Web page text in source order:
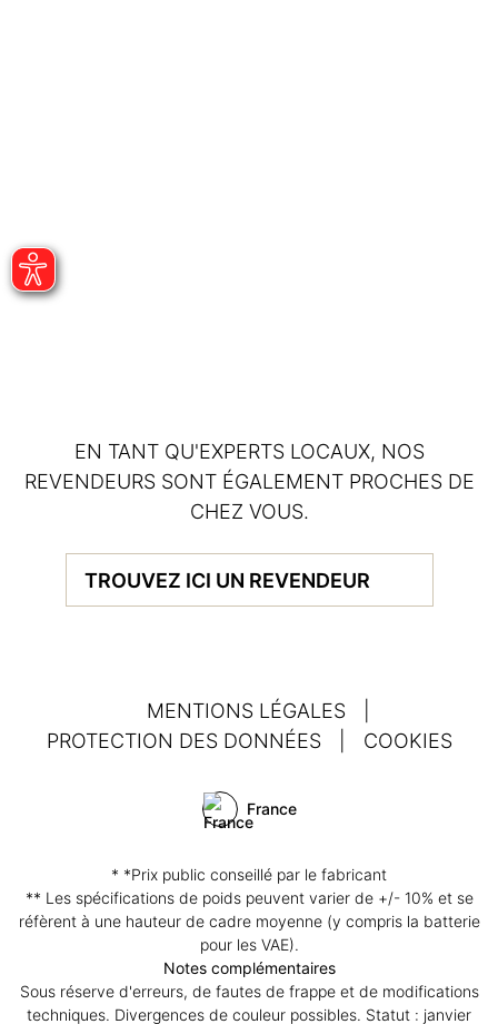
EN TANT QU'EXPERTS LOCAUX, NOS
REVENDEURS SONT ÉGALEMENT PROCHES DE
CHEZ VOUS.
TROUVEZ ICI UN REVENDEUR
MENTIONS LÉGALES
PROTECTION DES DONNÉES
COOKIES
France
* *Prix public conseillé par le fabricant
** Les spécifications de poids peuvent varier de +/- 10% et se
réfèrent à une hauteur de cadre moyenne (y compris la batterie
pour les VAE).
Notes complémentaires
Sous réserve d'erreurs, de fautes de frappe et de modifications
techniques. Divergences de couleur possibles. Statut : janvier